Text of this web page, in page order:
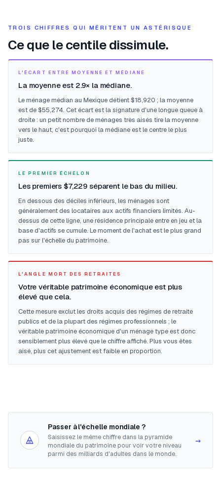
TROIS CHIFFRES QUI MÉRITENT UN ASTÉRISQUE
Ce que le centile dissimule.
L'ÉCART ENTRE MOYENNE ET MÉDIANE
La moyenne est 2.9× la médiane.
Le ménage médian au Mexique détient $18,920 ; la moyenne
est de $55,274. Cet écart est la signature d'une longue queue à
droite : un petit nombre de ménages très aisés tire la moyenne
vers le haut, c'est pourquoi la médiane est le centre le plus
juste.
LE PREMIER ÉCHELON
Les premiers $7,229 séparent le bas du milieu.
En dessous des déciles inférieurs, les ménages sont
généralement des locataires aux actifs financiers limités. Au-
dessus de cette ligne, une résidence principale entre en jeu et la
base d'actifs se cumule. Le moment de l'achat est le plus grand
pas sur l'échelle du patrimoine.
L'ANGLE MORT DES RETRAITES
Votre véritable patrimoine économique est plus
élevé que cela.
Cette mesure exclut les droits acquis des régimes de retraite
publics et de la plupart des régimes professionnels ; le
véritable patrimoine économique d'un ménage type est donc
sensiblement plus élevé que le chiffre affiché. Plus vous êtes
aisé, plus cet ajustement est faible en proportion.
Passer à l'échelle mondiale ?
Saisissez le même chiffre dans la pyramide
mondiale du patrimoine pour voir votre niveau
parmi des milliards d'adultes dans le monde.
→